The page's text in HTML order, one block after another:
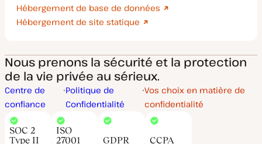
Hébergement de base de données
Hébergement de site statique
Nous prenons la sécurité et la protection
de la vie privée au sérieux.
Centre de
confiance
Politique de
Confidentialité
Vos choix en matière de
confidentialité
SOC 2
Type II
ISO
27001
GDPR CCPA